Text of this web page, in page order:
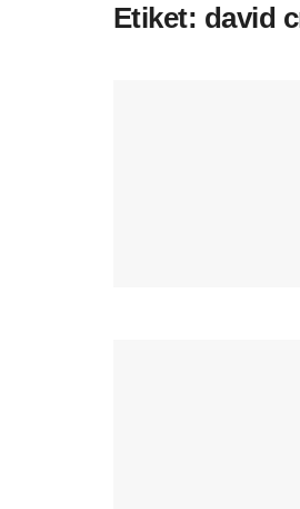
Etiket: david